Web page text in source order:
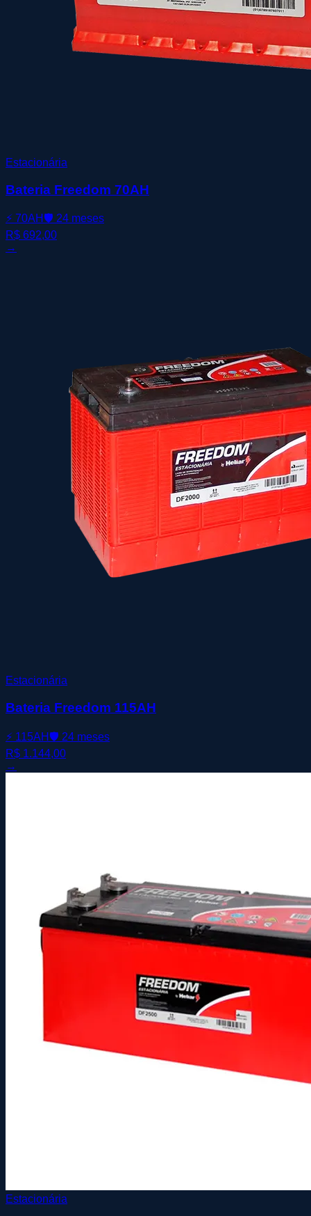
Estacionária
Bateria Freedom 70AH
⚡ 70AH 🛡️ 24 meses
R$ 692,00
→
Estacionária
Bateria Freedom 115AH
⚡ 115AH 🛡️ 24 meses
R$ 1.144,00
→
Estacionária